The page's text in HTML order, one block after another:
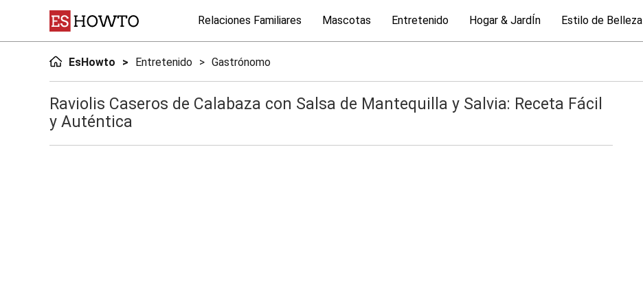
Relaciones Familiares Mascotas Entretenido Hogar & JardÍn Estilo de Belleza
EsHowto Entretenido Gastrónomo
Raviolis Caseros de Calabaza con Salsa de Mantequilla y Salvia: Receta Fácil
y Auténtica